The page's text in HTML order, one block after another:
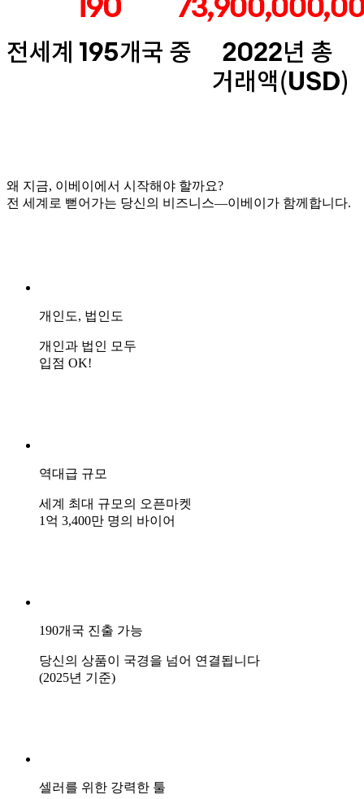
왜 지금, 이베이에서 시작해야 할까요?
전 세계로 뻗어가는 당신의 비즈니스—이베이가 함께합니다.
개인도, 법인도
개인과 법인 모두
입점 OK!
역대급 규모
세계 최대 규모의 오픈마켓
1억 3,400만 명의 바이어
190개국 진출 가능
당신의 상품이 국경을 넘어 연결됩니다
(2025년 기준)
셀러를 위한 강력한 툴